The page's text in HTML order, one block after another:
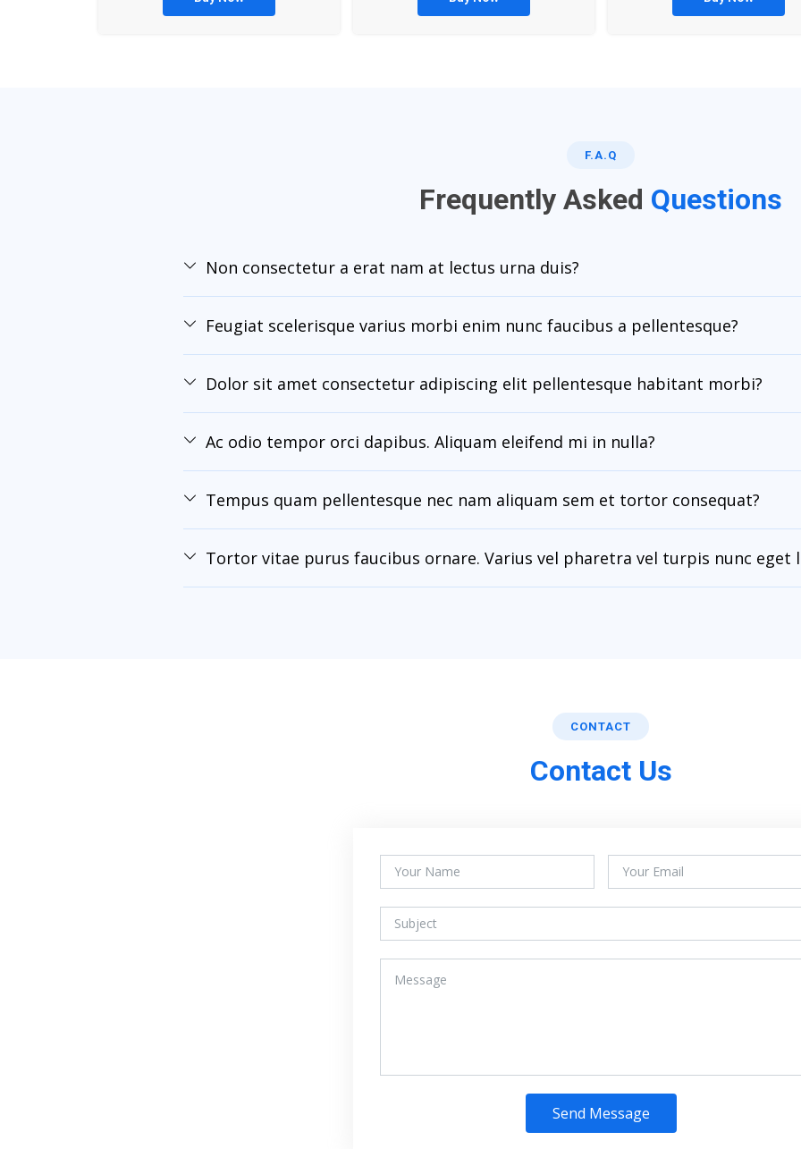
F.A.Q
Frequently Asked Questions
Non consectetur a erat nam at lectus urna duis?
Feugiat scelerisque varius morbi enim nunc faucibus a pellentesque?
Dolor sit amet consectetur adipiscing elit pellentesque habitant morbi?
Ac odio tempor orci dapibus. Aliquam eleifend mi in nulla?
Tempus quam pellentesque nec nam aliquam sem et tortor consequat?
Tortor vitae purus faucibus ornare. Varius vel pharetra vel turpis nunc eget
CONTACT
Contact Us
Send Message